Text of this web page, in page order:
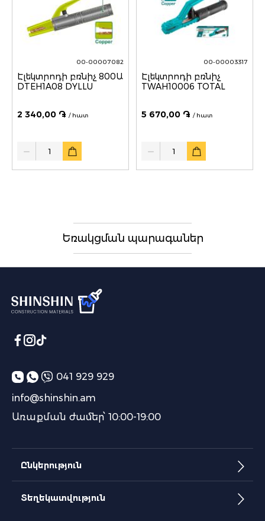
00-00007082
Էլեկտրոդի բռնիչ 800Ա
DTEH1A08 DYLLU
2 340,00 ֏ / հատ
Quantity
00-00003317
Էլեկտրոդի բռնիչ
TWAH10006 TOTAL
5 670,00 ֏ / հատ
Quantity
Եռակցման պարագաներ
041 929 929
info@shinshin.am
Առաքման ժամեր՝ 10:00-19:00
Ընկերություն
Տեղեկատվություն